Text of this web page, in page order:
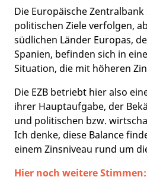
Die Europäische
politischen Ziele verfolgen,
südlichen Länder Europas,
Spanien, befinden sich in
Situation, die mit höheren
Die EZB betriebt hier also
ihrer Hauptaufgabe, der
und politischen bzw.
Ich denke, diese Balance
einem Zinsniveau rund um
Hier noch weitere Stimmen: